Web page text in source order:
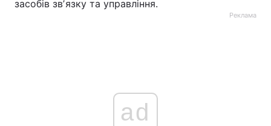
засобів звʼязку та управління.
Реклама
ad